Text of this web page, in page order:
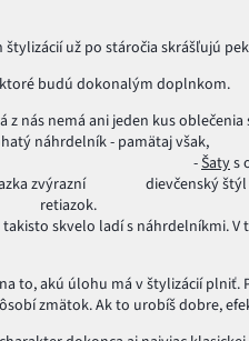
už po stáročia skrášľujú
budú dokonalým doplnkom.
nás nemá ani jeden kus oblečenia
bohatý náhrdelník - pamätaj
-Šatys
zvýrazní
alebo mix mnohých
skvelo ladí s náhrdelníkmi.
to, akú úlohu má v štylizácií
zmätok. Ak to urobíš dobre,